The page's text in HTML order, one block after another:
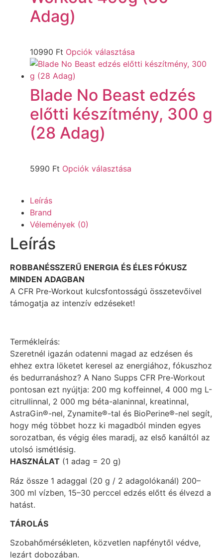
Adag)
10990 Ft Opciók választása
Blade No Beast edzés
előtti készítmény, 300 g
(28 Adag)
5990 Ft Opciók választása
Leírás
Brand
Vélemények (0)
Leírás
ROBBANÉSSZERŰ ENERGIA ÉS ÉLES FÓKUSZ
MINDEN ADAGBAN
A CFR Pre-Workout kulcsfontosságú összetevőivel
támogatja az intenzív edzéseket!
Termékleírás:
Szeretnél igazán odatenni magad az edzésen és
ehhez extra löketet keresel az energiához, fókuszhoz
és bedurranáshoz? A Nano Supps CFR Pre-Workout
pontosan ezt nyújtja: 200 mg koffeinnel, 4 000 mg L-
citrullinnal, 2 000 mg béta-alaninnal, kreatinnal,
AstraGin®-nel, Zynamite®-tal és BioPerine®-nel segít,
hogy még többet hozz ki magadból minden egyes
sorozatban, és végig éles maradj, az első kanáltól az
utolsó ismétlésig.
HASZNÁLAT (1 adag = 20 g)
Ráz össze 1 adaggal (20 g / 2 adagolókanál) 200–
300 ml vízben, 15–30 perccel edzés előtt és élvezd a
hatást.
TÁROLÁS
Szobahőmérsékleten, közvetlen napfénytől védve,
lezárt dobozában.